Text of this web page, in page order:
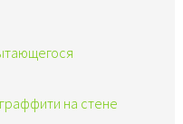
на стене